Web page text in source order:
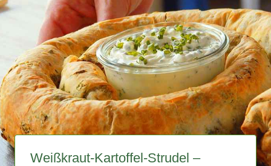
Weißkraut-Kartoffel-Strudel –